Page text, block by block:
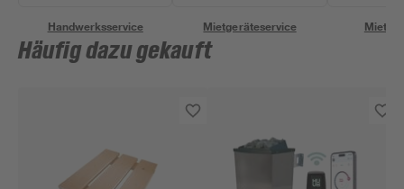
Handwerksservice Mietgeräteservice
Häufig dazu gekauft